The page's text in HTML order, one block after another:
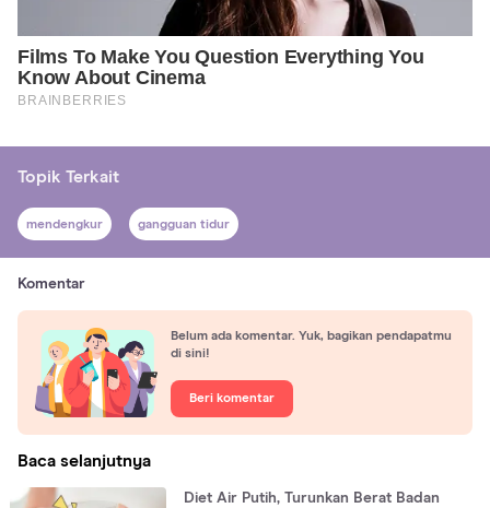
Topik Terkait
mendengkur gangguan tidur
Komentar
Belum ada komentar. Yuk, bagikan pendapatmu
di sini!
Beri komentar
Baca selanjutnya
Diet Air Putih, Turunkan Berat Badan